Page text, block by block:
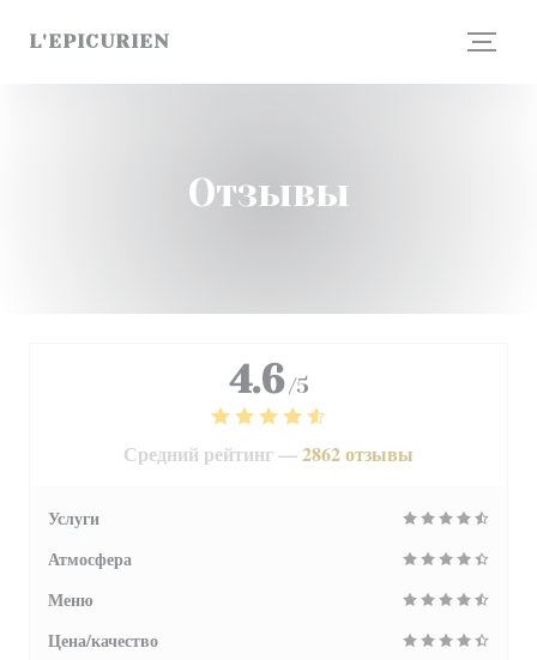
L'EPICURIEN
Отзывы
4.6 /5
Средний рейтинг —2862 отзывы
Услуги
Атмосфера
Меню
Цена/качество